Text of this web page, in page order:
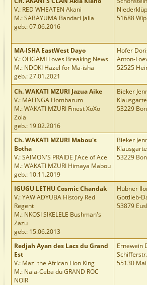
V.: RED WHEATEN Akani
M.: SABAYUMA Bandari Jalia
geb.: 07.06.2016
51688
MA-ISHA EastWest Dayo
V.: OHGAMI Loves Breaking News
M.: NDOKI Hazel for Ma-isha
geb.: 27.01.2021
Hofer
Anton-
52525
Ch. WAKATI MZURI Jazua Aike
V.: MAFINGA Hombarum
M.: WAKATI MZURI Finest XoXo
Zola
geb.: 19.02.2016
Bieker
53229
Ch. WAKATI MZURI Mabou's
Botha
V.: SAIMON'S PRAIDE J'Ace of Ace
M.: WAKATI MZURI Himaya Mabou
geb.: 10.11.2019
Bieker
53229
IGUGU LETHU Cosmic Chandak
V.: YAW ADYUBA History Red
Regent
M.: NKOSI SIKELELE Bushman's
Zazu
geb.: 15.06.2013
Hübner
Gottlieb-
53879
Redjah Ayan des Lacs du Grand
Est
V.: Mazi the African Lion King
M.: Naia-Ceba du GRAND ROC
NOIR
Ernewein
55130